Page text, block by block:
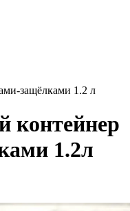
защёлками 1.2 л
контейнер
1.2л